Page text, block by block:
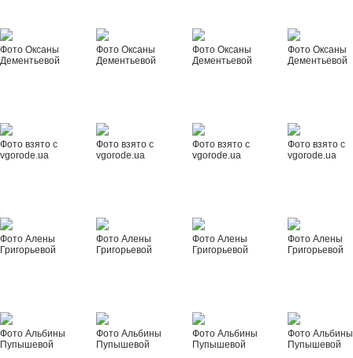
Фото Оксаны
Дементьевой
Фото Оксаны
Дементьевой
Фото Оксаны
Дементьевой
Фото Оксаны
Дементьевой
Фото взято с
vgorode.ua
Фото взято с
vgorode.ua
Фото взято с
vgorode.ua
Фото взято с
vgorode.ua
Фото Алены
Григорьевой
Фото Алены
Григорьевой
Фото Алены
Григорьевой
Фото Алены
Григорьевой
Фото Альбины
Пупышевой
Фото Альбины
Пупышевой
Фото Альбины
Пупышевой
Фото Альбины
Пупышевой